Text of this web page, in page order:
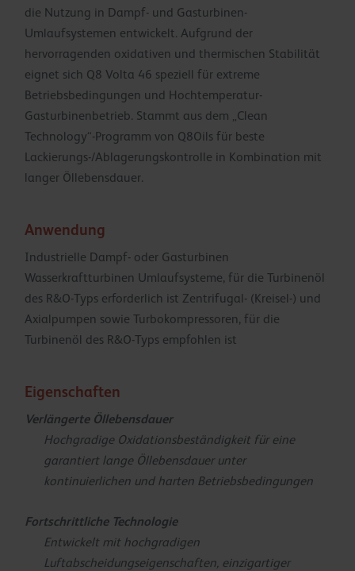
die Nutzung in Dampf- und Gasturbinen-
Umlaufsystemen entwickelt. Aufgrund der
hervorragenden oxidativen und thermischen Stabilität
eignet sich Q8 Volta 46 speziell für extreme
Betriebsbedingungen und Hochtemperatur-
Gasturbinenbetrieb. Stammt aus dem „Clean
Technology“-Programm von Q8Oils für beste
Lackierungs-/Ablagerungskontrolle in Kombination mit
langer Öllebensdauer.
Anwendung
Industrielle Dampf- oder Gasturbinen
Wasserkraftturbinen Umlaufsysteme, für die Turbinenöl
des R&O-Typs erforderlich ist Zentrifugal- (Kreisel-) und
Axialpumpen sowie Turbokompressoren, für die
Turbinenöl des R&O-Typs empfohlen ist
Eigenschaften
Verlängerte Öllebensdauer
Hochgradige Oxidationsbeständigkeit für eine
garantiert lange Öllebensdauer unter
kontinuierlichen und harten Betriebsbedingungen
Fortschrittliche Technologie
Entwickelt mit hochgradigen
Luftabscheidungseigenschaften, einzigartiger